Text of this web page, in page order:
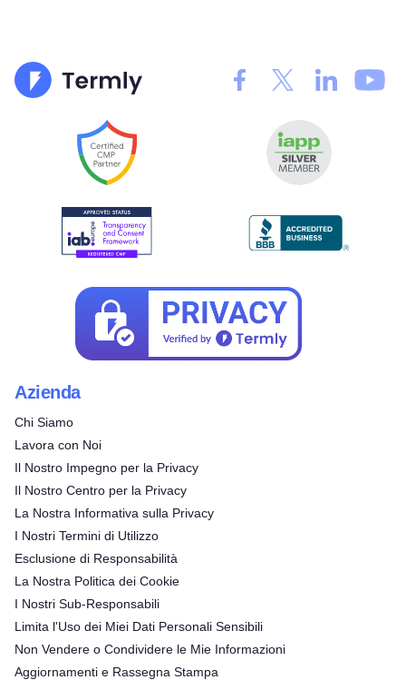
Azienda
Chi Siamo
Lavora con Noi
Il Nostro Impegno per la Privacy
Il Nostro Centro per la Privacy
La Nostra Informativa sulla Privacy
I Nostri Termini di Utilizzo
Esclusione di Responsabilità
La Nostra Politica dei Cookie
I Nostri Sub-Responsabili
Limita l'Uso dei Miei Dati Personali Sensibili
Non Vendere o Condividere le Mie Informazioni
Aggiornamenti e Rassegna Stampa